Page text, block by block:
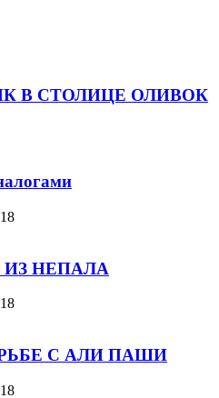
В СТОЛИЦЕ ОЛИВОК
НЕПАЛА
С АЛИ ПАШИ